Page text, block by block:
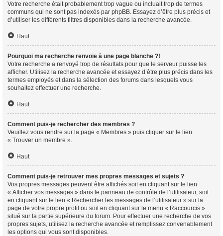
Votre recherche était probablement trop vague ou incluait trop de termes
communs qui ne sont pas indexés par phpBB. Essayez d’être plus précis et
d’utiliser les différents filtres disponibles dans la recherche avancée.
Haut
Pourquoi ma recherche renvoie à une page blanche ?!
Votre recherche a renvoyé trop de résultats pour que le serveur puisse les
afficher. Utilisez la recherche avancée et essayez d’être plus précis dans les
termes employés et dans la sélection des forums dans lesquels vous
souhaitez effectuer une recherche.
Haut
Comment puis-je rechercher des membres ?
Veuillez vous rendre sur la page « Membres » puis cliquer sur le lien
« Trouver un membre ».
Haut
Comment puis-je retrouver mes propres messages et sujets ?
Vos propres messages peuvent être affichés soit en cliquant sur le lien
« Afficher vos messages » dans le panneau de contrôle de l’utilisateur, soit
en cliquant sur le lien « Rechercher les messages de l’utilisateur » sur la
page de votre propre profil ou soit en cliquant sur le menu « Raccourcis »
situé sur la partie supérieure du forum. Pour effectuer une recherche de vos
propres sujets, utilisez la recherche avancée et remplissez convenablement
les options qui vous sont disponibles.